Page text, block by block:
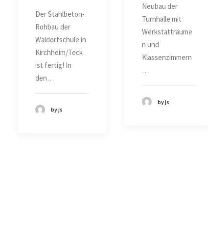
Der Stahlbeton-
Rohbau der
Waldorfschule in
Kirchheim/Teck
ist fertig! In
den…
by js
Neubau der
Turnhalle mit
Werkstatträume
n und
Klassenzimmern
…
by js